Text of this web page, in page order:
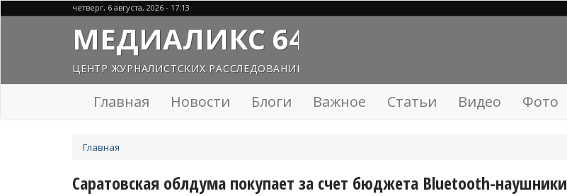
четверг, 6 августа, 2026 - 17:13
МЕДИАЛИКС 64
ЦЕНТР ЖУРНАЛИСТСКИХ РАССЛЕДОВАНИЙ
Главная Новости Блоги Важное Статьи Видео Фото
здесь
Главная
Саратовская облдума покупает за счет бюджета Bluetooth-наушники